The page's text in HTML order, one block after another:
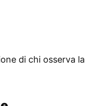
di chi osserva la